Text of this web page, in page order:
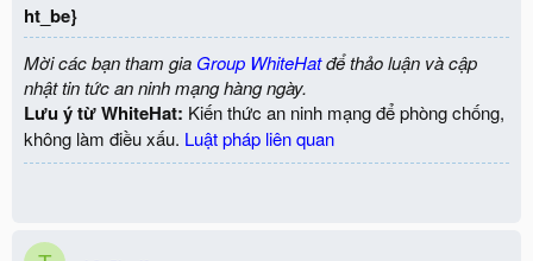
ht_be}
Mời các bạn tham gia Group WhiteHatđể thảo luận và cập
nhật tin tức an ninh mạng hàng ngày.
Lưu ý từ WhiteHat: Kiến thức an ninh mạng để phòng chống,
không làm điều xấu. Luật pháp liên quan